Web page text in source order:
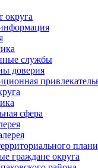
округа
службы
доверия
сфера
граждане округа